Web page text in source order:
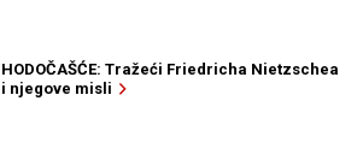
HODOČAŠĆE: Tražeći Friedricha Nietzschea
i njegove misli